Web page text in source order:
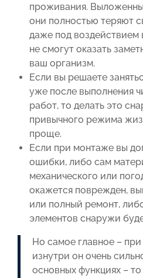
проживания.
они полностью теряют
даже под воздействием
не смогут оказать
ваш организм.
Если вы решаете
уже после выполнения
работ, то делать это
привычного режима
проще.
Если при монтаже вы
ошибки, либо сам
механического или
окажется поврежден,
или полный ремонт,
элементов снаружи
Но самое главное –
изнутри он очень
основных функциях – то